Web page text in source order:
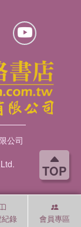
TOP
錄 會員專區
公司